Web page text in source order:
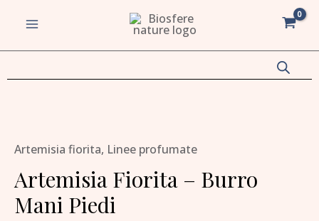
contenuto
Artemisia fiorita, Linee profumate
Artemisia Fiorita – Burro
Mani Piedi
-
Burro
Mani
Piedi
disattiva
disattiva
Burro
quantità